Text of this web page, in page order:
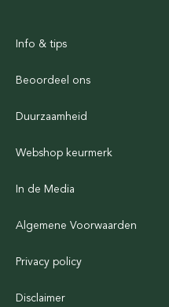
Info & tips
Beoordeel ons
Duurzaamheid
Webshop keurmerk
In de Media
Algemene Voorwaarden
Privacy policy
Disclaimer